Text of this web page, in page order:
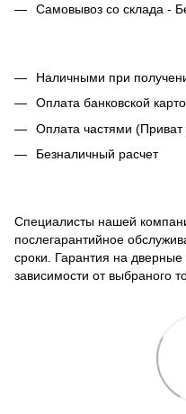
Самовывоз со склада -
Наличными при
Оплата банковской
Оплата частями (Приват
Безналичный расчет
Специалисты нашей
послегарантийное
сроки. Гарантия на
зависимости от выбраного